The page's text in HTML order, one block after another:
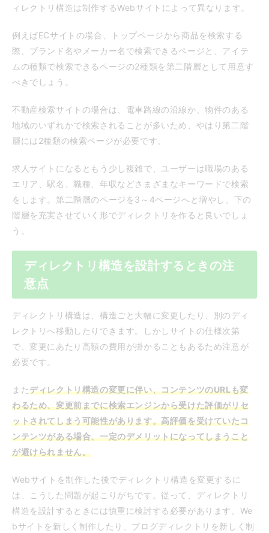
ィレクトリ構造は制作するWebサイトによって異なります。
例えばECサイトの場合、トップページから商品を検索する
際、ブランド名やメーカー名で検索できるページと、アイテ
ムの種類で検索できるページの2種類を第二階層として用意す
べきでしょう。
不動産検索サイトの場合は、電車路線の沿線か、物件のある
地域のいずれかで検索されることが多いため、やはり第二階
層には2種類の検索ページが必要です。
求人サイトになるともう少し複雑で、ユーザーは職場のある
エリア、駅名、職種、年収などさまざまなキーワードで検索
をします。第二階層のページを3～4ページへと増やし、下の
階層を充実させていく形でディレクトリを作ると良いでしょ
う。
ディレクトリ構造を設計するときの注
意点
ディレクトリ構造は、構造ごと大幅に変更したり、別のディ
レクトリへ移動したりできます。しかしサイトの仕様次第
で、変更にあたり高額の費用が掛かることもあるため注意が
必要です。
またディレクトリ構造の変更に伴い、コンテンツのURLも変
わるため、変更前までに検索エンジンから受けた評価がリセ
ットされてしまう可能性があります。高評価を受けていたコ
ンテンツがある場合、一定のデメリットになってしまうこと
が避けられません。
Webサイトを制作した後でディレクトリ構造を変更するに
は、こうした問題が起こりがちです。従って、ディレクトリ
構造を設計するときには慎重に検討する必要があります。We
bサイトを新しく制作したり、ブログディレクトリを新しく制